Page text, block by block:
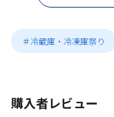
＃冷蔵庫・冷凍庫祭り
購入者レビュー